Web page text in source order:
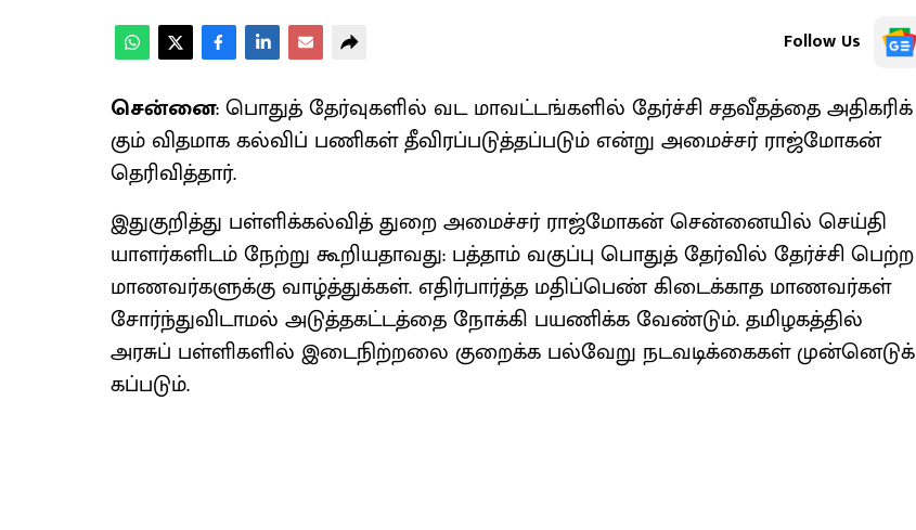
Follow Us
சென்னை: பொதுத் தேர்​வு​களில் வட மாவட்​டங்​களில் தேர்ச்சி சதவீதத்தை அதி​கரிக்​
கும் வித​மாக கல்​விப் பணி​கள் தீவிரப்​படுத்​தப்​படும் என்று அமைச்​சர் ராஜ்மோகன்
தெரி​வித்​தார்.
இதுகுறித்து பள்​ளிக்​கல்​வித் துறை அமைச்​சர் ராஜ்மோகன் சென்​னை​யில் செய்​தி​
யாளர்​களிடம் நேற்று கூறிய​தாவது: பத்​தாம் வகுப்பு பொதுத் தேர்​வில் தேர்ச்சி பெற்ற
மாணவர்​களுக்கு வாழ்த்​துக்​கள். எதிர்​பார்த்த மதிப்​பெண் கிடைக்​காத மாணவர்​கள்
சோர்ந்​து​வி​டா​மல் அடுத்​தகட்​டத்தை நோக்கி பயணிக்க வேண்​டும். தமிழகத்​தில்
அரசுப் பள்​ளி​களில் இடைநிற்​றலை குறைக்க பல்​வேறு நடவடிக்​கைகள் முன்​னெடுக்​
கப்​படும்.